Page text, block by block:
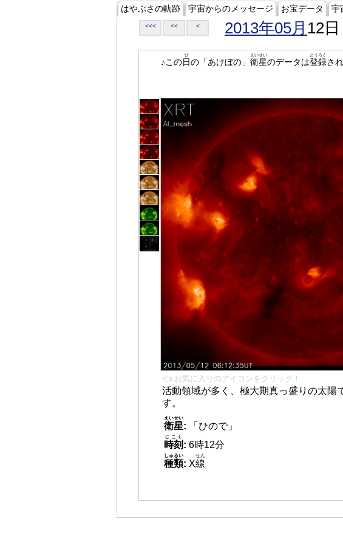
はやぶさの軌跡 宇宙からのメッセージ お宝データ 宇
<<< << < 2013年05月 12日
♪この日
ひ
の「あけぼの」 衛星
えいせい
のデータは登録
とうろく
さ
👈 お気に入りのアイコンをクリック！
活動領域が多く、極大期真っ盛りの太陽
す。
衛星
えいせい
:
「ひので」
時刻
じこく
: 6時12分
種類
しゅるい
: X線
せん